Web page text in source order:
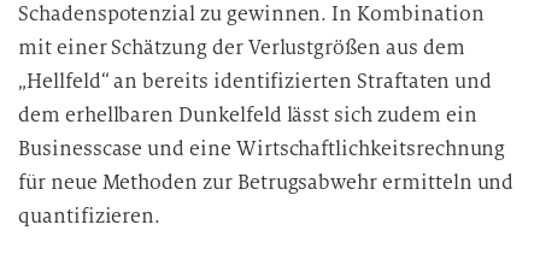
Schadenspotenzial zu gewinnen. In Kombination
mit einer Schätzung der Verlustgrößen aus dem
„Hellfeld“ an bereits identifizierten Straftaten und
dem erhellbaren Dunkelfeld lässt sich zudem ein
Businesscase und eine Wirtschaftlichkeitsrechnung
für neue Methoden zur Betrugsabwehr ermitteln und
quantifizieren.